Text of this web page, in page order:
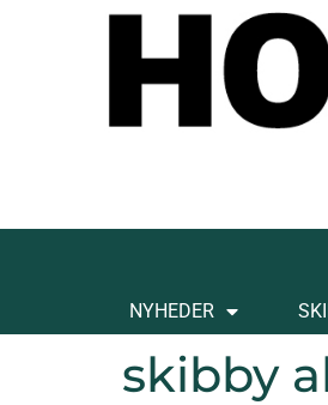
NYHEDER
skibby